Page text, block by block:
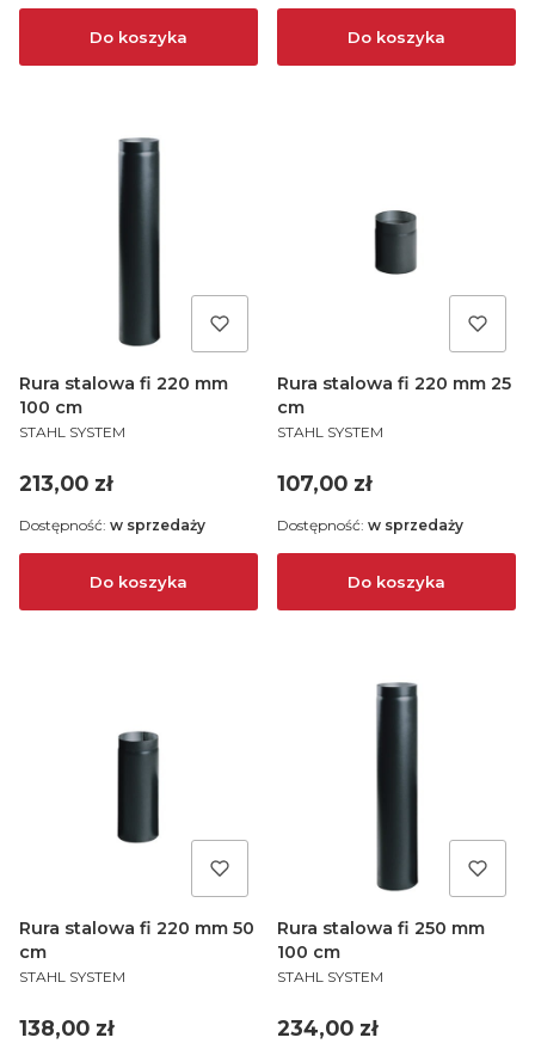
Do koszyka Do koszyka
Rura stalowa fi 220 mm
100 cm
PRODUCENT
STAHL SYSTEM
Cena
213,00 zł
Do koszyka
Dostępność: w sprzedaży
Rura stalowa fi 220 mm 25
cm
PRODUCENT
STAHL SYSTEM
Cena
107,00 zł
Do koszyka
Dostępność: w sprzedaży
Rura stalowa fi 220 mm 50
cm
PRODUCENT
STAHL SYSTEM
Cena
138,00 zł
Rura stalowa fi 250 mm
100 cm
PRODUCENT
STAHL SYSTEM
Cena
234,00 zł